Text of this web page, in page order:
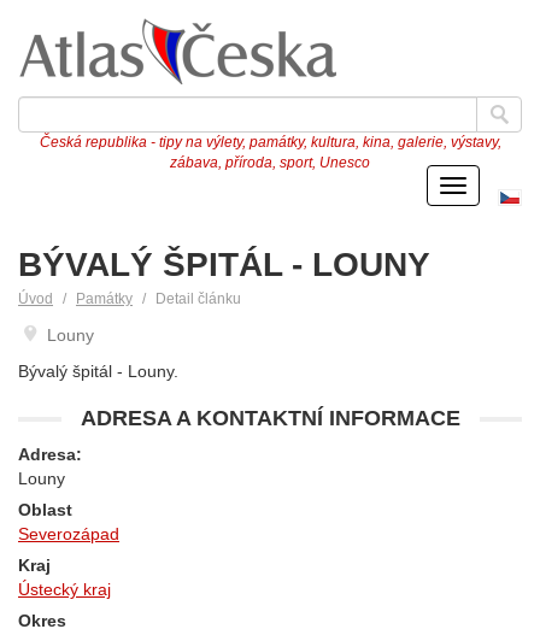
Česká republika - tipy na výlety, památky, kultura, kina, galerie, výstavy,
zábava, příroda, sport, Unesco
Menu
BÝVALÝ ŠPITÁL - LOUNY
Úvod Památky Detail článku
Louny
Bývalý špitál - Louny.
ADRESA A KONTAKTNÍ INFORMACE
Adresa:
Louny
Oblast
Severozápad
Kraj
Ústecký kraj
Okres